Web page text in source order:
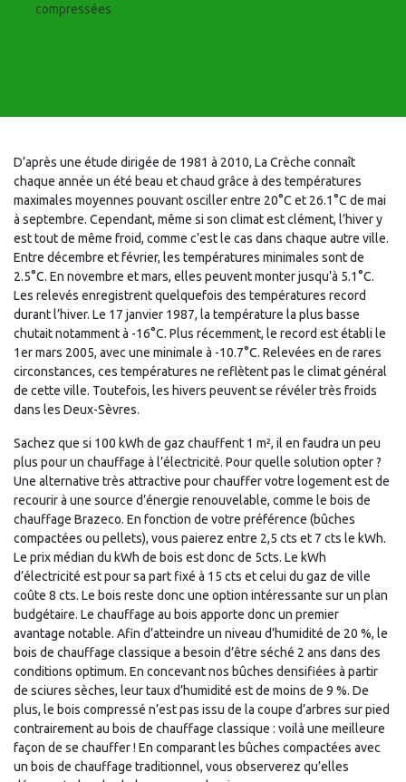
compressées
D’après une étude dirigée de 1981 à 2010, La Crèche connaît
chaque année un été beau et chaud grâce à des températures
maximales moyennes pouvant osciller entre 20°C et 26.1°C de mai
à septembre. Cependant, même si son climat est clément, l’hiver y
est tout de même froid, comme c’est le cas dans chaque autre ville.
Entre décembre et février, les températures minimales sont de
2.5°C. En novembre et mars, elles peuvent monter jusqu’à 5.1°C.
Les relevés enregistrent quelquefois des températures record
durant l’hiver. Le 17 janvier 1987, la température la plus basse
chutait notamment à -16°C. Plus récemment, le record est établi le
1er mars 2005, avec une minimale à -10.7°C. Relevées en de rares
circonstances, ces températures ne reflètent pas le climat général
de cette ville. Toutefois, les hivers peuvent se révéler très froids
dans les Deux-Sèvres.
Sachez que si 100 kWh de gaz chauffent 1 m², il en faudra un peu
plus pour un chauffage à l’électricité. Pour quelle solution opter ?
Une alternative très attractive pour chauffer votre logement est de
recourir à une source d’énergie renouvelable, comme le bois de
chauffage Brazeco. En fonction de votre préférence (bûches
compactées ou pellets), vous paierez entre 2,5 cts et 7 cts le kWh.
Le prix médian du kWh de bois est donc de 5cts. Le kWh
d’électricité est pour sa part fixé à 15 cts et celui du gaz de ville
coûte 8 cts. Le bois reste donc une option intéressante sur un plan
budgétaire. Le chauffage au bois apporte donc un premier
avantage notable. Afin d’atteindre un niveau d’humidité de 20 %, le
bois de chauffage classique a besoin d’être séché 2 ans dans des
conditions optimum. En concevant nos bûches densifiées à partir
de sciures sèches, leur taux d’humidité est de moins de 9 %. De
plus, le bois compressé n’est pas issu de la coupe d’arbres sur pied
contrairement au bois de chauffage classique : voilà une meilleure
façon de se chauffer ! En comparant les bûches compactées avec
un bois de chauffage traditionnel, vous observerez qu’elles